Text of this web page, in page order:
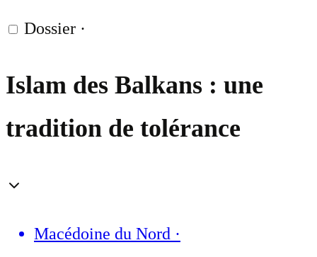
Dossier ·
Islam des Balkans : une
tradition de tolérance
Macédoine du Nord ·